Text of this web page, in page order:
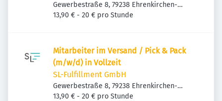
Gewerbestraße 8, 79238 Ehrenkirchen-
Kirchhofen, Deutschland
13,90 € - 20 € pro Stunde
Mitarbeiter im Versand / Pick & Pack
(m/w/d) in Vollzeit
SL-Fulfillment GmbH
Gewerbestraße 8, 79238 Ehrenkirchen-
Kirchhofen, Deutschland
13,90 € - 20 € pro Stunde